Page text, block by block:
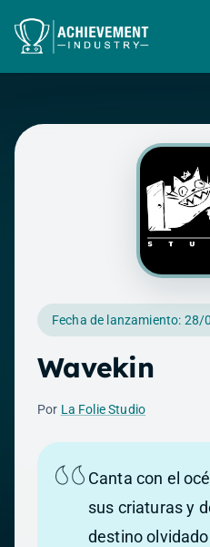
Fecha de lanzamiento:
Wavekin
Por La Folie Studio
Canta con el
sus criaturas y
destino